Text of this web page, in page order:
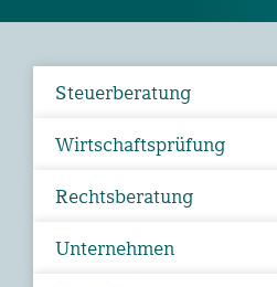
Steuerberatung
Wirtschaftsprüfung
Rechtsberatung
Unternehmen